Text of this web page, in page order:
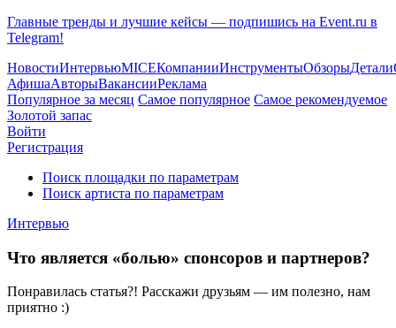
Главные тренды и лучшие кейсы — подпишись на Event.ru в
Telegram!
НовостиИнтервьюMICEКомпанииИнструментыОбзорыДетали
АфишаАвторыВакансииРеклама
Популярное за месяц Самое популярное Самое рекомендуемое
Золотой запас
Войти
Регистрация
Поиск площадки по параметрам
Поиск артиста по параметрам
Интервью
Что является «болью» спонсоров и партнеров?
Понравилась статья?! Расскажи друзьям — им полезно, нам
приятно :)